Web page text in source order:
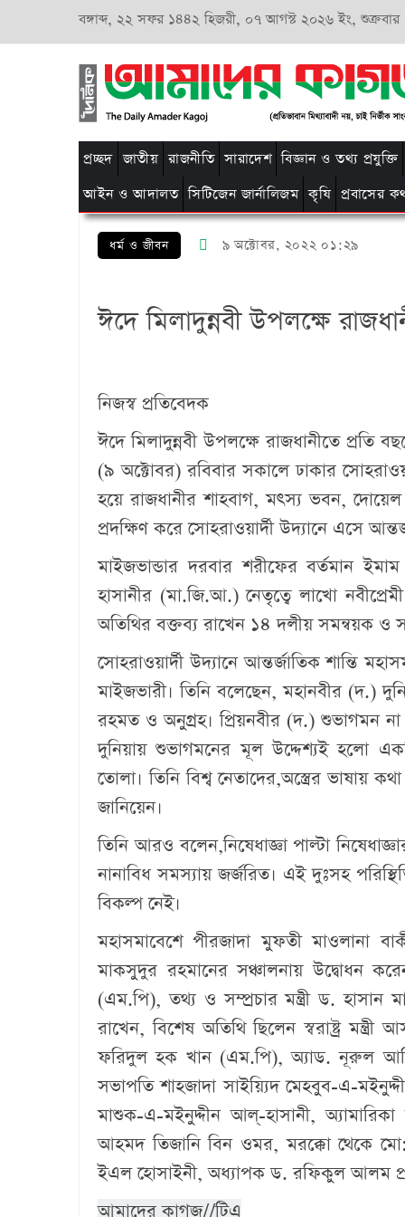
বঙ্গাব্দ, ২২ সফর ১৪৪২ হিজরী, ০৭ আগস্ট ২০২৬ ইং, শুক্রবার
প্রচ্ছদ জাতীয় রাজনীতি সারাদেশ বিজ্ঞান ও তথ্য প্রযুক্তি
আইন ও আদালত সিটিজেন জার্নালিজম কৃষি প্রবাসের
ধর্ম ও জীবন ৯ অক্টোবর, ২০২২ ০১:২৯
ঈদে মিলাদুন্নবী উপলক্ষে
নিজস্ব প্রতিবেদক
ঈদে মিলাদুন্নবী উপলক্ষে রাজধানীতে
(৯ অক্টোবর) রবিবার সকালে ঢাকার
হয়ে রাজধানীর শাহবাগ, মৎস্য ভবন, দোয়েল
প্রদক্ষিণ করে সোহরাওয়ার্দী উদ্যানে এসে
মাইজভান্ডার দরবার শরীফের বর্তমান
হাসানীর (মা.জি.আ.) নেতৃত্বে লাখো
অতিথির বক্তব্য রাখেন ১৪ দলীয় সমন্বয়ক ও
সোহরাওয়ার্দী উদ্যানে আন্তর্জাতিক শান্তি
মাইজভারী। তিনি বলেছেন, মহানবীর (দ.)
রহমত ও অনুগ্রহ। প্রিয়নবীর (দ.) শুভাগমন
দুনিয়ায় শুভাগমনের মূল উদ্দেশ্যই হলো
তোলা। তিনি বিশ্ব নেতাদের,অস্ত্রের ভাষায়
জানিয়েন।
তিনি আরও বলেন,নিষেধাজ্ঞা পাল্টা
নানাবিধ সমস্যায় জর্জরিত। এই দুঃসহ
বিকল্প নেই।
মহাসমাবেশে পীরজাদা মুফতী মাওলানা
মাকসুদুর রহমানের সঞ্চালনায় উদ্বোধন
(এম.পি), তথ্য ও সম্প্রচার মন্ত্রী ড. হাসান
রাখেন, বিশেষ অতিথি ছিলেন স্বরাষ্ট্র
ফরিদুল হক খান (এম.পি), অ্যাড. নূরুল
সভাপতি শাহজাদা সাইয়্যিদ মেহবুব-এ-
মাশুক-এ-মইনুদ্দীন আল্-হাসানী,
আহমদ তিজানি বিন ওমর, মরক্কো থেকে মো:
ইএল হোসাইনী, অধ্যাপক ড. রফিকুল আলম
আমাদের কাগজ//টিএ